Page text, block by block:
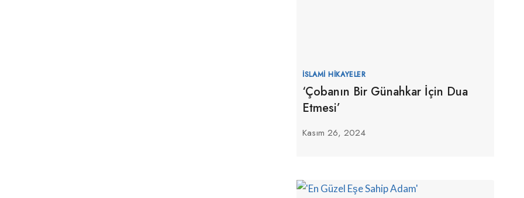
İSLAMI HIKAYELER
‘Çobanın Bir Günahkar İçin Dua
Etmesi’
Kasım 26, 2024